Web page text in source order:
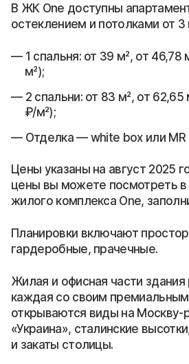
В ЖК One доступны
остеклением и потолками от 3
1 спальня: от 39 м², от
м²);
2 спальни: от 83 м², от
₽/м²);
Отделка — white box или MR
Цены указаны на август 2025
цены вы можете посмотреть в
жилого комплекса One,
Планировки включают
гардеробные, прачечные.
Жилая и офисная части
каждая со своим
открываются виды на Москву-
«Украина», сталинские
и закаты столицы.